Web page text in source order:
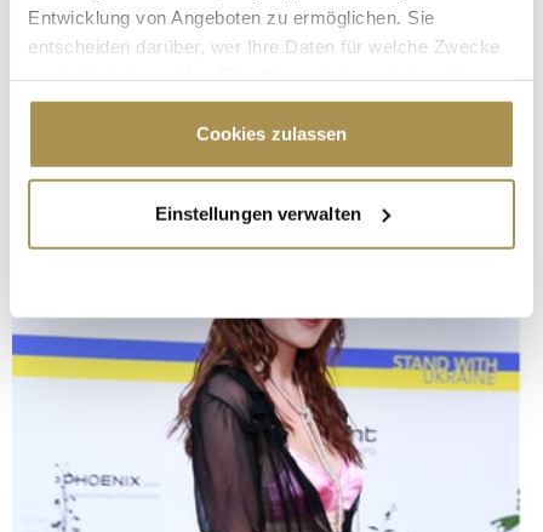
Entwicklung von Angeboten zu ermöglichen. Sie
entscheiden darüber, wer Ihre Daten für welche Zwecke
Cookie-Erklärung oder durch Klicken auf das Privacy
Trigger Symbol ändern oder widerrufen
Informationen über Ihre geografische Lage
erfassen, welche bis auf einige Meter genau sein
bestimmten Merkmalen (Fingerprinting) identifizieren
Erfahren Sie mehr darüber, wie Ihre persönlichen Daten
verarbeitet werden, und legen Sie Ihre Präferenzen im
Abschnitt Einzelheiten fest.
Wir verwenden Cookies, um Inhalte und Anzeigen zu
personalisieren, Funktionen für soziale Medien anbieten
Cookies zulassen
Einstellungen verwalten